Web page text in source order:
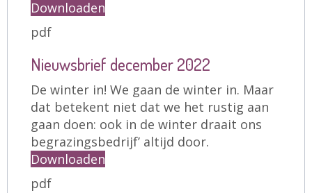
Downloaden
pdf
Nieuwsbrief december 2022
De winter in! We gaan de winter in. Maar
dat betekent niet dat we het rustig aan
gaan doen: ook in de winter draait ons
begrazingsbedrijf’ altijd door.
Downloaden
pdf